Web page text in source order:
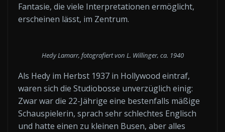
Fantasie, die viele Interpretationen ermöglicht,
erscheinen lässt, im Zentrum.
Hedy Lamarr, fotografiert von L. Willinger, ca. 1940
Als Hedy im Herbst 1937 in Hollywood eintraf,
waren sich die Studiobosse unverzüglich einig:
Zwar war die 22-Jährige eine bestenfalls mäßige
Schauspielerin, sprach sehr schlechtes Englisch
und hatte einen zu kleinen Busen, aber alles